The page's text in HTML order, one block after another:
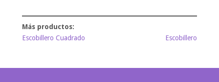
Escobillero Cuadrado Escobillero